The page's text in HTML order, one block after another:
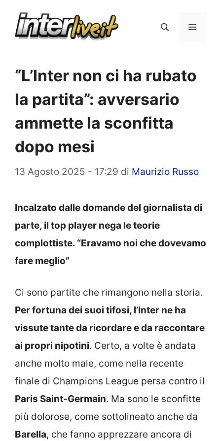
Menu
“L’Inter non ci ha rubato
la partita”: avversario
ammette la sconfitta
dopo mesi
13 Agosto 2025 - 17:29 di Maurizio Russo
Incalzato dalle domande del giornalista di
parte, il top player nega le teorie
complottiste. “Eravamo noi che dovevamo
fare meglio”
Ci sono partite che rimangono nella storia.
Per fortuna dei suoi tifosi, l’Inter ne ha
vissute tante da ricordare e da raccontare
ai propri nipotini. Certo, a volte è andata
anche molto male, come nella recente
finale di Champions League persa contro il
Paris Saint-Germain. Ma sono le sconfitte
più dolorose, come sottolineato anche da
Barella, che fanno apprezzare ancora di